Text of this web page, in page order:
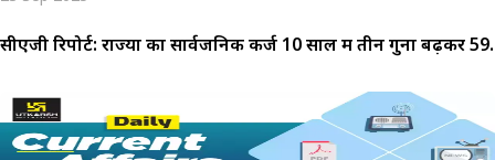
सीएजी रिपोर्ट: राज्यों का सार्वजनिक कर्ज 10 साल में तीन गुना बढ़कर